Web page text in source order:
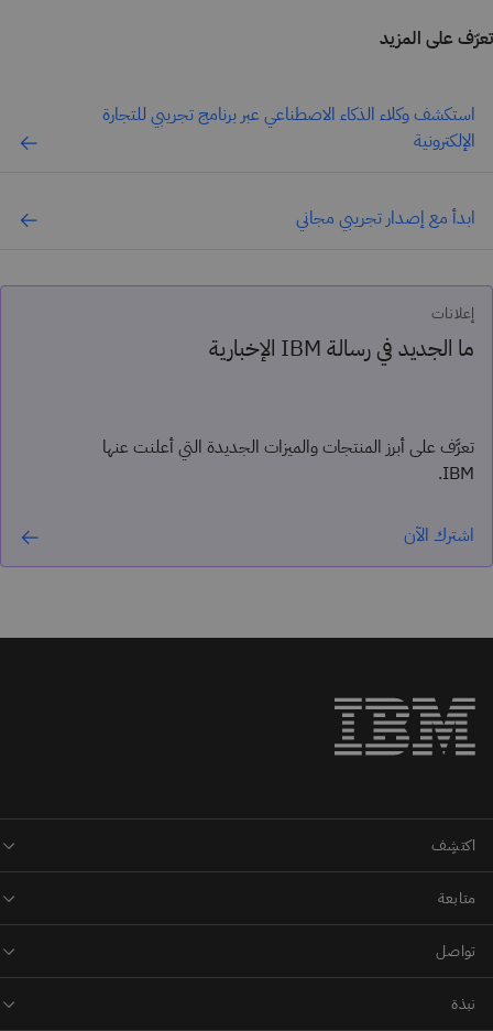
تعرّف على المزيد
استكشف وكلاء الذكاء الاصطناعي عبر برنامج تجريبي للتجارة
الإلكترونية
ابدأ مع إصدار تجريبي مجاني
إعلانات
ما الجديد في رسالة IBM الإخبارية
تعرَّف على أبرز المنتجات والميزات الجديدة التي أعلنت عنها
IBM.
اشترك الآن